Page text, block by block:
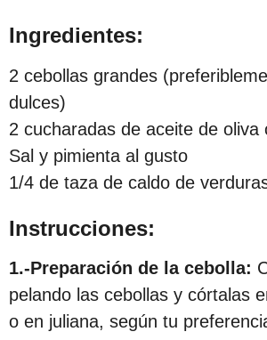
o
d
e
s
d
e
l
p
u
b
Ingredientes:
2 cebollas grandes
dulces)
2 cucharadas de aceite de oliva
Sal y pimienta al gusto
1/4 de taza de caldo de
Instrucciones:
1.-Preparación de la cebolla:
pelando las cebollas y córtalas
o en juliana, según tu